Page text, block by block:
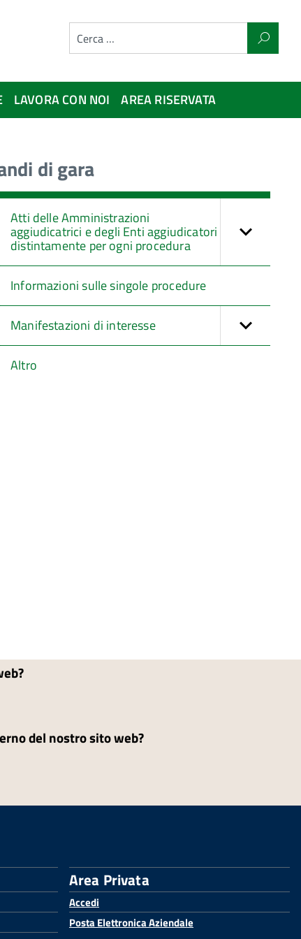
LAVORA CON NOI
AREA RISERVATA
di gara
Atti delle Amministrazioni
aggiudicatrici e degli Enti aggiudicatori
distintamente per ogni procedura
Informazioni sulle singole procedure
Manifestazioni di interesse
Altro
del nostro sito web?
Area Privata
Accedi
Posta Elettronica Aziendale